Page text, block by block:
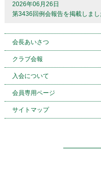
2026年06月26日
第3436回例会報告を掲載しまし
会長あいさつ
クラブ会報
入会について
会員専用ページ
サイトマップ